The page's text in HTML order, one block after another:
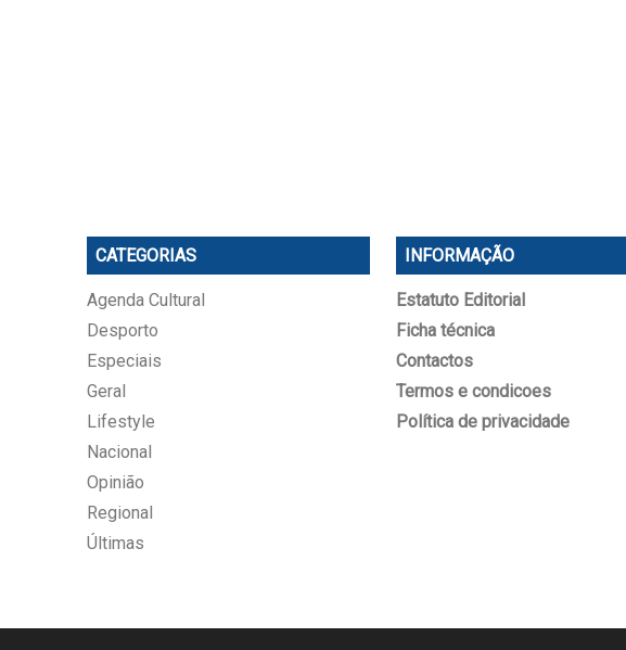
CATEGORIAS
Agenda Cultural
Desporto
Especiais
Geral
Lifestyle
Nacional
Opinião
Regional
Últimas
INFORMAÇÃO
Estatuto Editorial
Ficha técnica
Contactos
Termos e condicoes
Política de privacidade